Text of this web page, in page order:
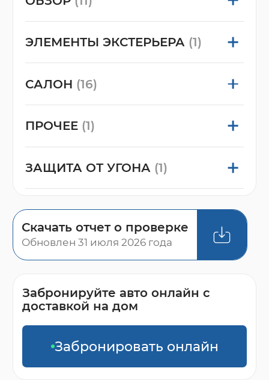
ЭЛЕМЕНТЫ ЭКСТЕРЬЕРА (1)
САЛОН (16)
ПРОЧЕЕ (1)
ЗАЩИТА ОТ УГОНА (1)
Скачать отчет о проверке
Обновлен 31 июля 2026 года
Забронируйте авто онлайн с
доставкой на дом
Забронировать онлайн